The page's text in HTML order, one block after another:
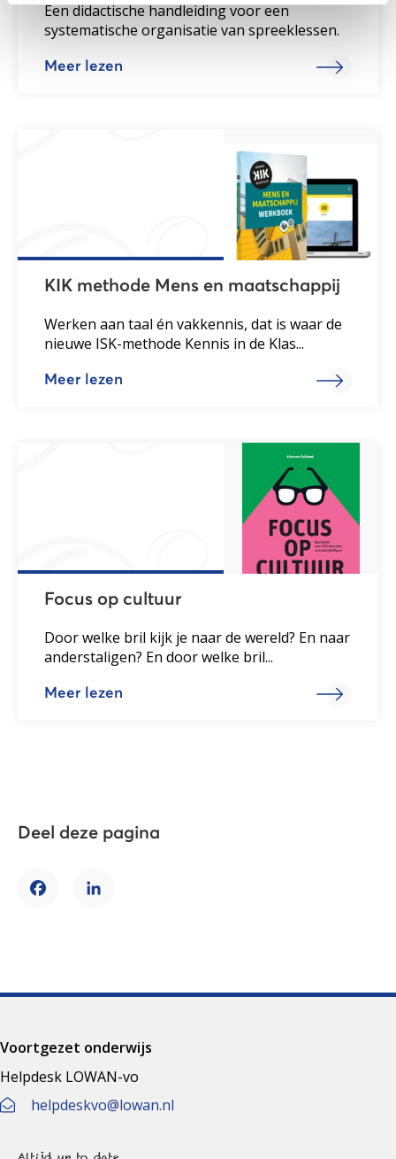
Een didactische handleiding voor een
systematische organisatie van spreeklessen.
Meer lezen
KIK methode Mens en maatschappij
Werken aan taal én vakkennis, dat is waar de
nieuwe ISK-methode Kennis in de Klas...
Meer lezen
Focus op cultuur
Door welke bril kijk je naar de wereld? En naar
anderstaligen? En door welke bril...
Meer lezen
Deel deze pagina
FacebookLinkedIn
Voortgezet onderwijs
Helpdesk LOWAN-vo
helpdeskvo@lowan.nl